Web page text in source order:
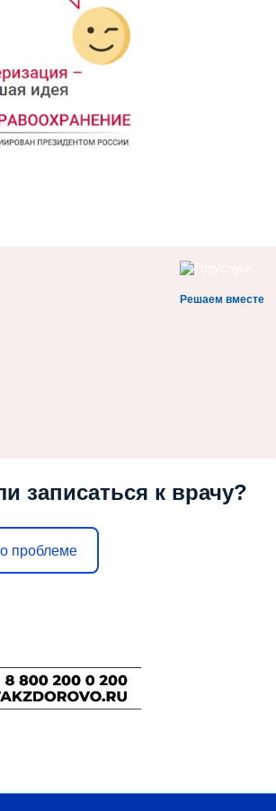
Решаем вместе
записаться к врачу?
проблеме